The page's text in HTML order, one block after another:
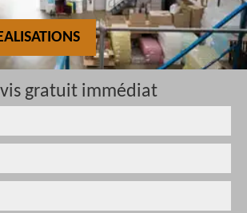
gratuit immédiat